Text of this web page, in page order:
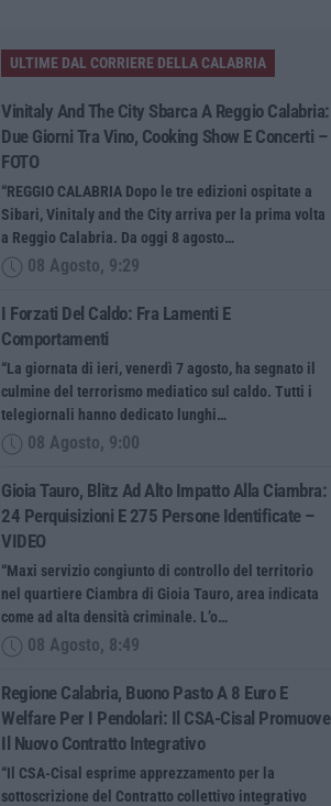
ULTIME DAL CORRIERE DELLA CALABRIA
Vinitaly And The City Sbarca A Reggio Calabria:
Due Giorni Tra Vino, Cooking Show E Concerti –
FOTO
“REGGIO CALABRIA Dopo le tre edizioni ospitate a
Sibari, Vinitaly and the City arriva per la prima volta
a Reggio Calabria. Da oggi 8 agosto…
08 Agosto, 9:29
I Forzati Del Caldo: Fra Lamenti E
Comportamenti
“La giornata di ieri, venerdì 7 agosto, ha segnato il
culmine del terrorismo mediatico sul caldo. Tutti i
telegiornali hanno dedicato lunghi…
08 Agosto, 9:00
Gioia Tauro, Blitz Ad Alto Impatto Alla Ciambra:
24 Perquisizioni E 275 Persone Identificate –
VIDEO
“Maxi servizio congiunto di controllo del territorio
nel quartiere Ciambra di Gioia Tauro, area indicata
come ad alta densità criminale. L’o…
08 Agosto, 8:49
Regione Calabria, Buono Pasto A 8 Euro E
Welfare Per I Pendolari: Il CSA-Cisal Promuove
Il Nuovo Contratto Integrativo
“Il CSA-Cisal esprime apprezzamento per la
sottoscrizione del Contratto collettivo integrativo